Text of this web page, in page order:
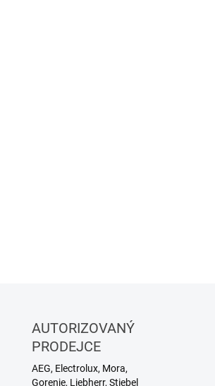
AUTORIZOVANÝ
PRODEJCE
AEG, Electrolux, Mora,
Gorenje, Liebherr, Stiebel